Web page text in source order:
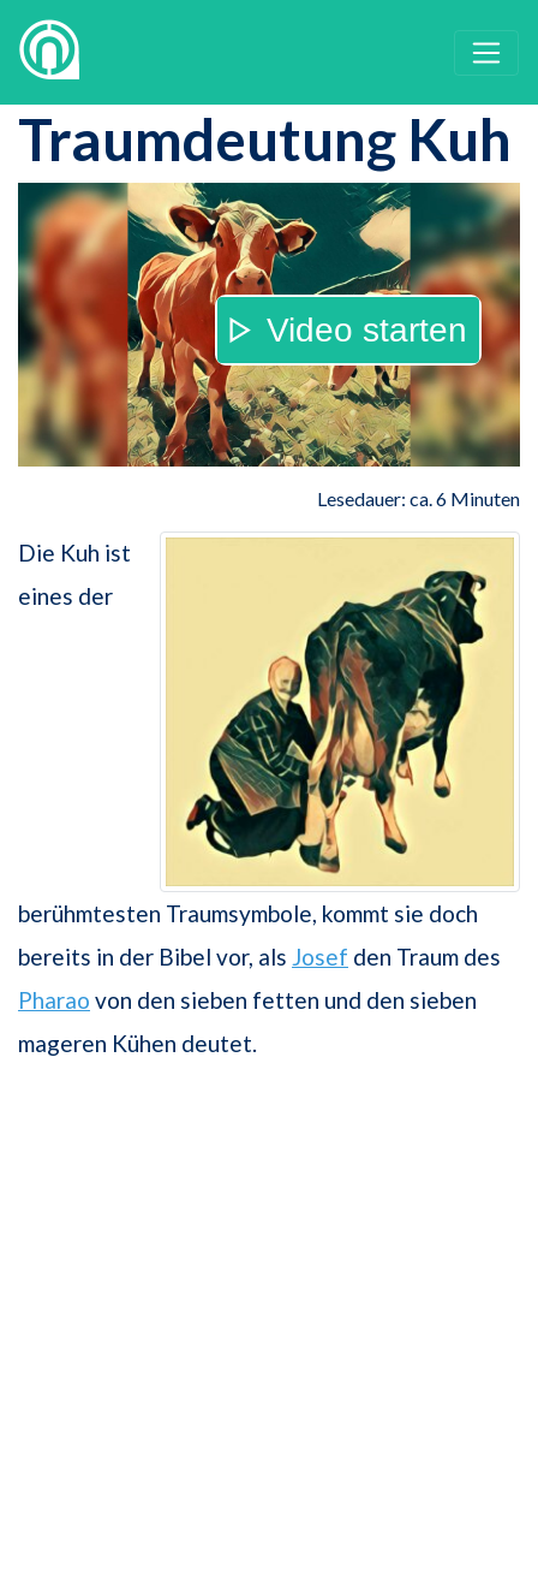
Traumdeutung Kuh
Video starten
Lesedauer: ca. 6 Minuten
Die Kuh ist
eines der
berühmtesten Traumsymbole, kommt sie doch
bereits in der Bibel vor, als Josef den Traum des
Pharao von den sieben fetten und den sieben
mageren Kühen deutet.